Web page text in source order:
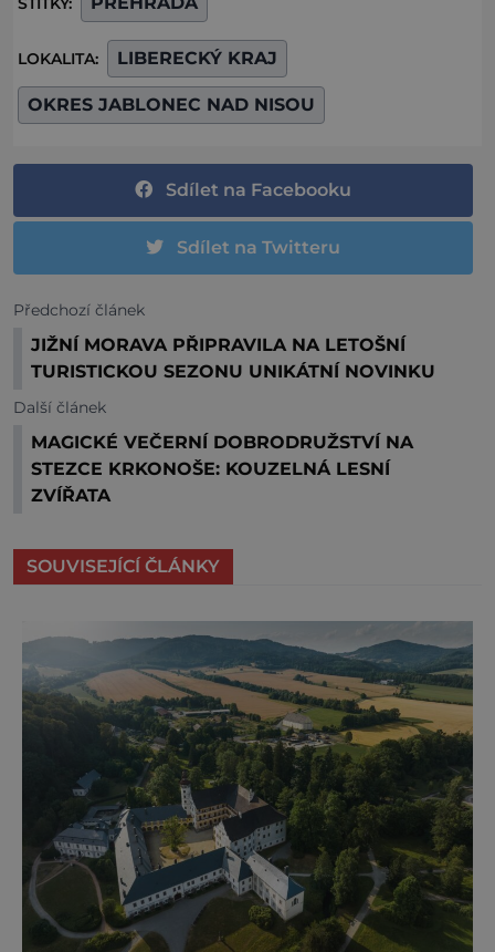
LOKALITA: LIBERECKÝ KRAJ
OKRES JABLONEC NAD NISOU
Sdílet na Facebooku
Sdílet na Twitteru
Předchozí článek
JIŽNÍ MORAVA PŘIPRAVILA NA LETOŠNÍ
TURISTICKOU SEZONU UNIKÁTNÍ NOVINKU
Další článek
MAGICKÉ VEČERNÍ DOBRODRUŽSTVÍ NA
STEZCE KRKONOŠE: KOUZELNÁ LESNÍ
ZVÍŘATA
SOUVISEJÍCÍ ČLÁNKY